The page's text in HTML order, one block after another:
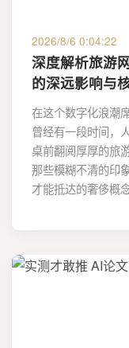
2026/8/6 0:04:22
深度解析旅游
的深远影响与
在这个数字化浪潮
曾经有一段时间，
桌前翻阅厚厚的旅
那些模糊不清的印
才能抵达的奢侈概